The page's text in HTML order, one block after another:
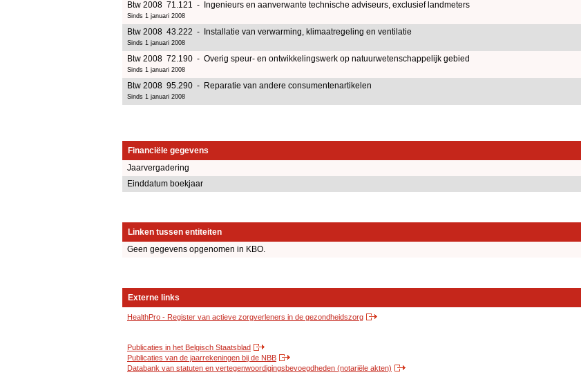
Btw 2008 71.121 - Ingenieurs en aanverwante technische adviseurs, exclusief landmeters
Sinds 1 januari 2008
Btw 2008 43.222 - Installatie van verwarming, klimaatregeling en ventilatie
Sinds 1 januari 2008
Btw 2008 72.190 - Overig speur- en ontwikkelingswerk op natuurwetenschappelijk gebied
Sinds 1 januari 2008
Btw 2008 95.290 - Reparatie van andere consumentenartikelen
Sinds 1 januari 2008
Financiële gegevens
Jaarvergadering
Einddatum boekjaar
Linken tussen entiteiten
Geen gegevens opgenomen in KBO.
Externe links
HealthPro - Register van actieve zorgverleners in de gezondheidszorg
Publicaties in het Belgisch Staatsblad
Publicaties van de jaarrekeningen bij de NBB
Databank van statuten en vertegenwoordigingsbevoegdheden (notariële akten)